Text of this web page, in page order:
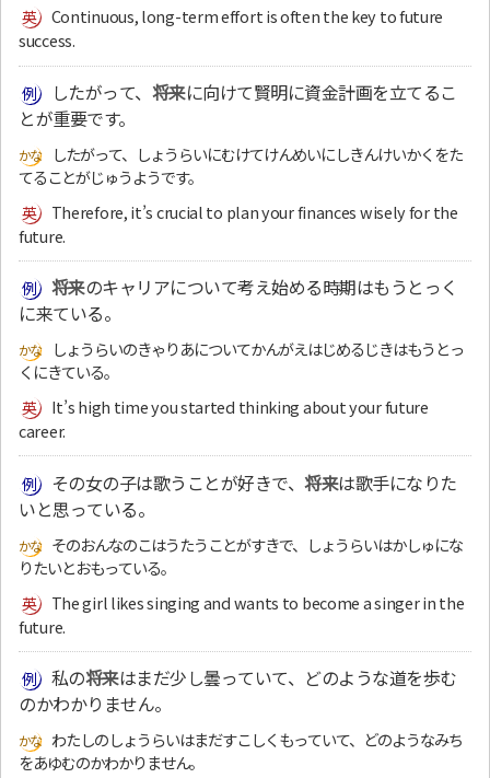
Continuous, long-term effort is often the key to future
success.
したがって、 将来に向けて賢明に資金計画を立てるこ
とが重要です。
したがって、しょうらいにむけてけんめいにしきんけいかくをた
てることがじゅうようです。
Therefore, it’s crucial to plan your finances wisely for the
future.
将来のキャリアについて考え始める時期はもうとっく
に来ている。
しょうらいのきゃりあについてかんがえはじめるじきはもうとっ
くにきている。
It’s high time you started thinking about your future
career.
その女の子は歌うことが好きで、 将来は歌手になりた
いと思っている。
そのおんなのこはうたうことがすきで、しょうらいはかしゅにな
りたいとおもっている。
The girl likes singing and wants to become a singer in the
future.
私の将来はまだ少し曇っていて、どのような道を歩む
のかわかりません。
わたしのしょうらいはまだすこしくもっていて、どのようなみち
をあゆむのかわかりません。